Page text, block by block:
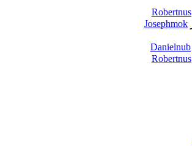
Robertnus
Josephmok
Danielnub
Robertnus